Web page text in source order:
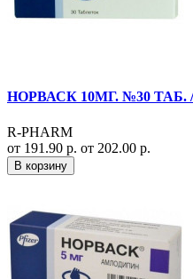
НОРВАСК 10МГ. №30
R-PHARM
от 191.90 р. от 202.00 р.
В корзину